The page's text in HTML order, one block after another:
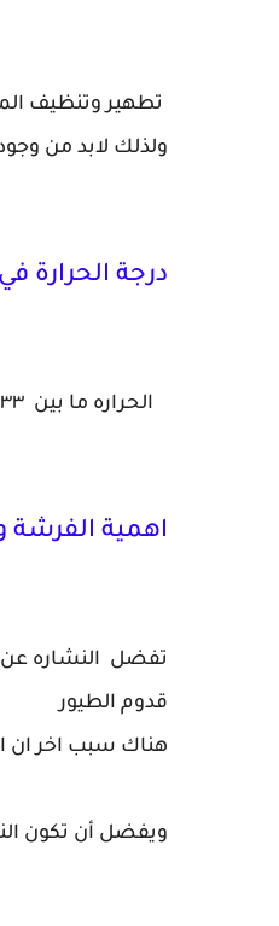
تطهير وتنظيف
ولذلك لابد من
درجة الحرارة
الحراره ما بين ٣٣ درجه و ٣٥ درجه من اول يوم ويتم تقليل الحراره كل اسبوع درجتان حتي تصل 26 درجه مئويه.
اهمية الفرشة
تفضل النشاره عن
قدوم الطيور
هناك سبب اخر ان
ويفضل أن تكون